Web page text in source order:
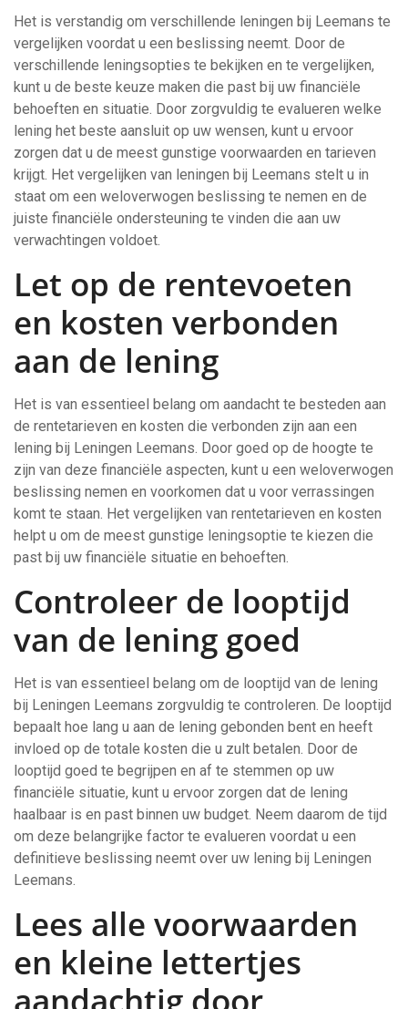
Het is verstandig om verschillende leningen bij Leemans te
vergelijken voordat u een beslissing neemt. Door de
verschillende leningsopties te bekijken en te vergelijken,
kunt u de beste keuze maken die past bij uw financiële
behoeften en situatie. Door zorgvuldig te evalueren welke
lening het beste aansluit op uw wensen, kunt u ervoor
zorgen dat u de meest gunstige voorwaarden en tarieven
krijgt. Het vergelijken van leningen bij Leemans stelt u in
staat om een weloverwogen beslissing te nemen en de
juiste financiële ondersteuning te vinden die aan uw
verwachtingen voldoet.
Let op de rentevoeten
en kosten verbonden
aan de lening
Het is van essentieel belang om aandacht te besteden aan
de rentetarieven en kosten die verbonden zijn aan een
lening bij Leningen Leemans. Door goed op de hoogte te
zijn van deze financiële aspecten, kunt u een weloverwogen
beslissing nemen en voorkomen dat u voor verrassingen
komt te staan. Het vergelijken van rentetarieven en kosten
helpt u om de meest gunstige leningsoptie te kiezen die
past bij uw financiële situatie en behoeften.
Controleer de looptijd
van de lening goed
Het is van essentieel belang om de looptijd van de lening
bij Leningen Leemans zorgvuldig te controleren. De looptijd
bepaalt hoe lang u aan de lening gebonden bent en heeft
invloed op de totale kosten die u zult betalen. Door de
looptijd goed te begrijpen en af te stemmen op uw
financiële situatie, kunt u ervoor zorgen dat de lening
haalbaar is en past binnen uw budget. Neem daarom de tijd
om deze belangrijke factor te evalueren voordat u een
definitieve beslissing neemt over uw lening bij Leningen
Leemans.
Lees alle voorwaarden
en kleine lettertjes
aandachtig door